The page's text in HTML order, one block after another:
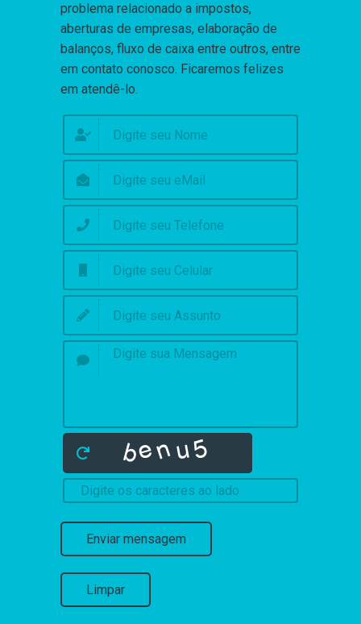
problema relacionado a impostos,
aberturas de empresas, elaboração de
balanços, fluxo de caixa entre outros, entre
em contato conosco. Ficaremos felizes
em atendê-lo.
Enviar mensagem
Limpar